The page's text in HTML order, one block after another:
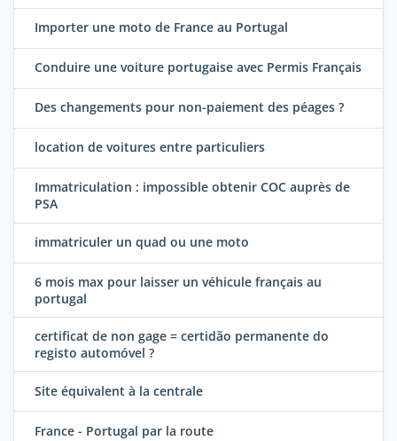
Importer une moto de France au Portugal
Conduire une voiture portugaise avec Permis Français
Des changements pour non-paiement des péages ?
location de voitures entre particuliers
Immatriculation : impossible obtenir COC auprès de
PSA
immatriculer un quad ou une moto
6 mois max pour laisser un véhicule français au
portugal
certificat de non gage = certidão permanente do
registo automóvel ?
Site équivalent à la centrale
France - Portugal par la route